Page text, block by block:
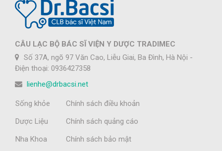
CÂU LẠC BỘ BÁC SĨ VIỆN Y DƯỢC TRADIMEC
Số 37A, ngõ 97 Văn Cao, Liễu Giai, Ba Đình, Hà Nội -
Điện thoại: 0936427358
lienhe@drbacsi.net
Sống khỏe
Dược Liệu
Nha Khoa
Chính sách điều khoản
Chính sách quảng cáo
Chính sách bảo mật